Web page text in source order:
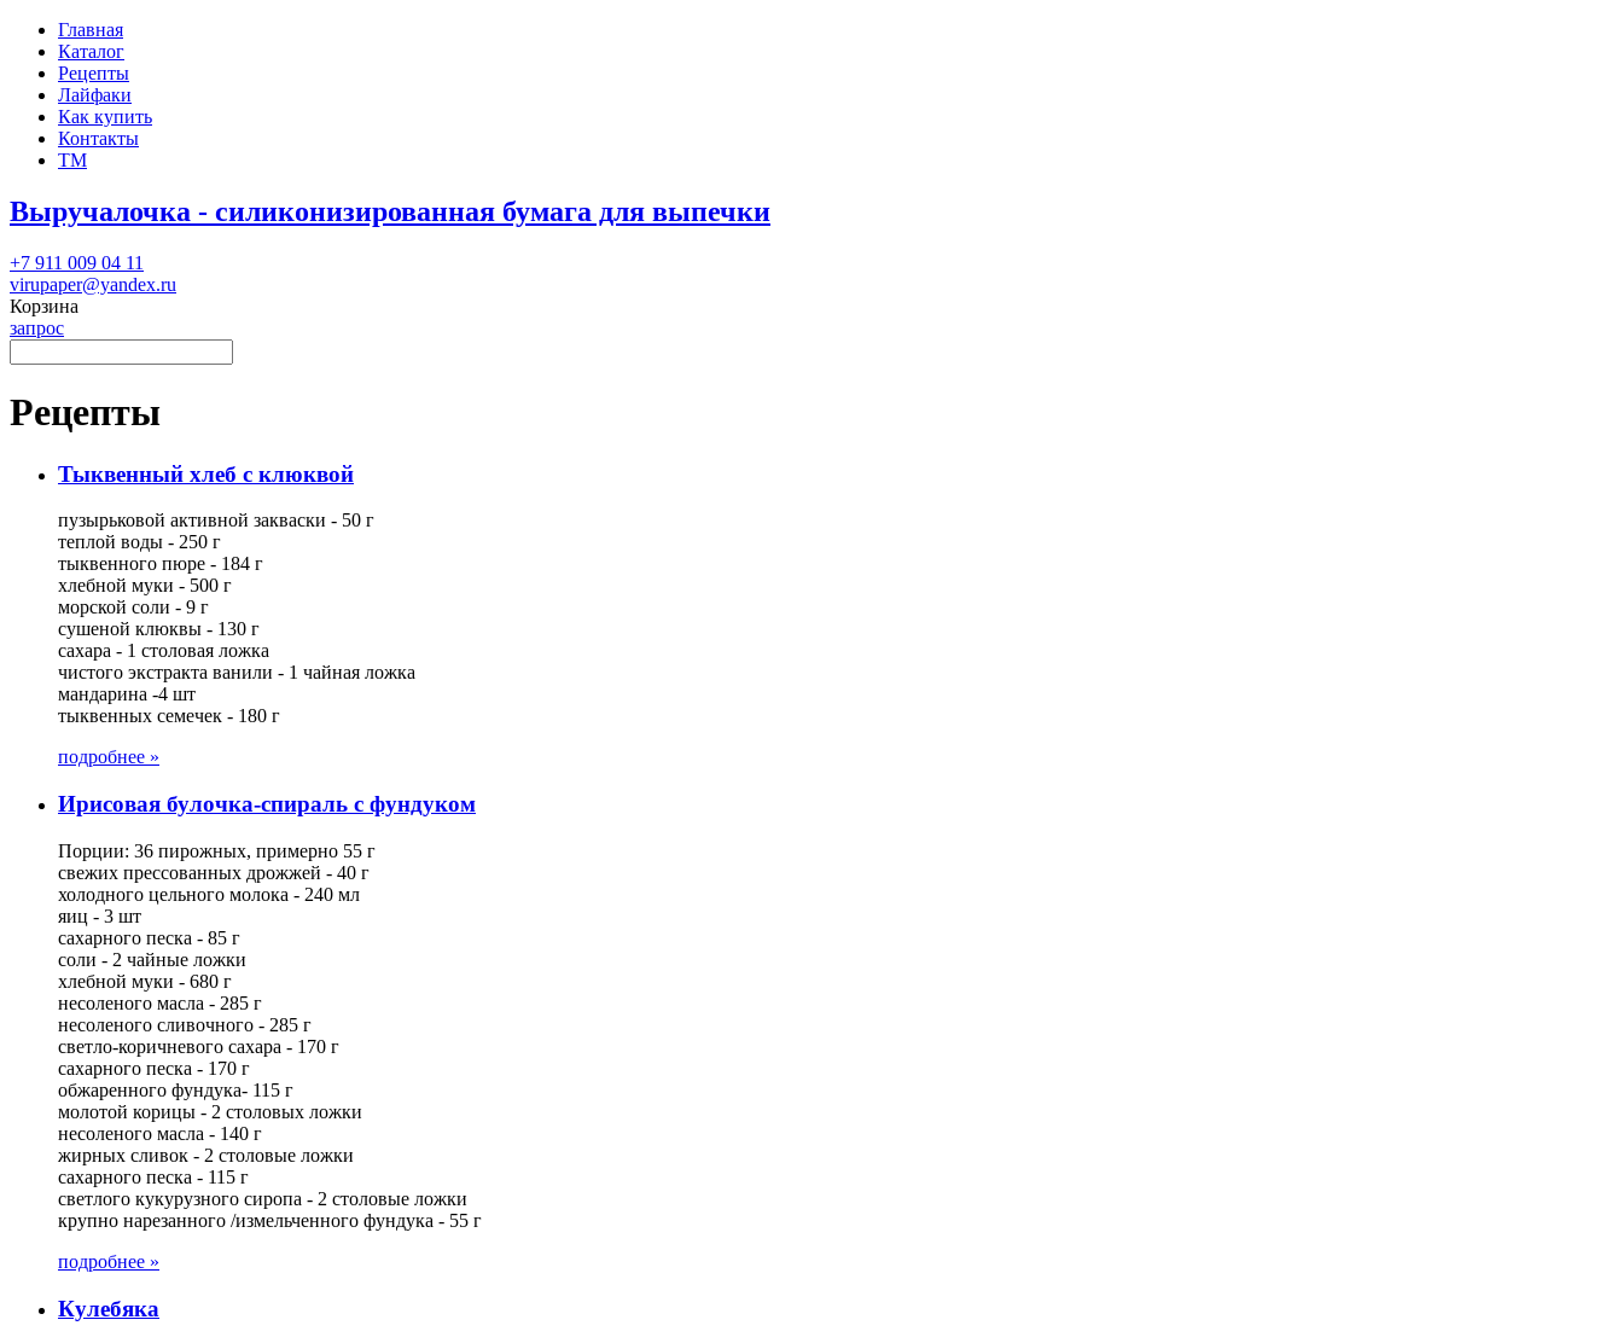
Главная
Каталог
Рецепты
Лайфаки
Как купить
Контакты
ТМ
Выручалочка - силиконизированная бумага для выпечки
+7 911 009 04 11
virupaper@yandex.ru
Корзина
запрос
Рецепты
Тыквенный хлеб с клюквой
пузырьковой активной закваски - 50 г
теплой воды - 250 г
тыквенного пюре - 184 г
хлебной муки - 500 г
морской соли - 9 г
сушеной клюквы - 130 г
сахара - 1 столовая ложка
чистого экстракта ванили - 1 чайная ложка
мандарина -4 шт
тыквенных семечек - 180 г
подробнее »
Ирисовая булочка-спираль с фундуком
Порции: 36 пирожных, примерно 55 г
свежих прессованных дрожжей - 40 г
холодного цельного молока - 240 мл
яиц - 3 шт
сахарного песка - 85 г
соли - 2 чайные ложки
хлебной муки - 680 г
несоленого масла - 285 г
несоленого сливочного - 285 г
светло-коричневого сахара - 170 г
сахарного песка - 170 г
обжаренного фундука- 115 г
молотой корицы - 2 столовых ложки
несоленого масла - 140 г
жирных сливок - 2 столовые ложки
сахарного песка - 115 г
светлого кукурузного сиропа - 2 столовые ложки
крупно нарезанного /измельченного фундука - 55 г
подробнее »
Кулебяка